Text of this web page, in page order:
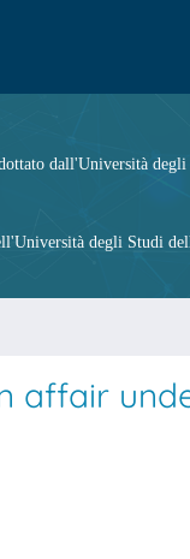
dall'Università
degli Studi
affair